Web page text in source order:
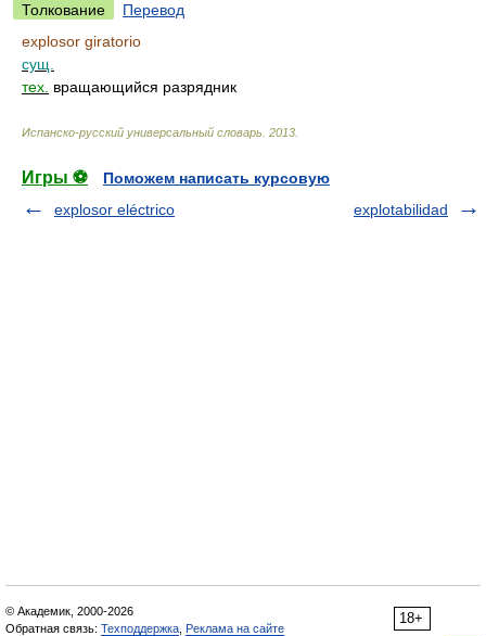
Толкование
Перевод
explosor giratorio
сущ.
тех. вращающийся разрядник
Испанско-русский универсальный словарь 2013
Игры ⚽
Поможем написать курсовую
explosor eléctrico
explotabilidad
18+
© Академик, 2000-2026
Обратная связь: Техподдержка Реклама на сайте